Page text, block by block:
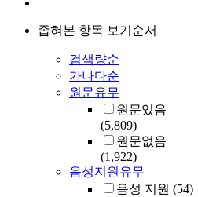
좁혀본 항목 보기순서
검색량순
가나다순
원문유무
원문있음
(5,809)
원문없음
(1,922)
음성지원유무
음성 지원 (54)